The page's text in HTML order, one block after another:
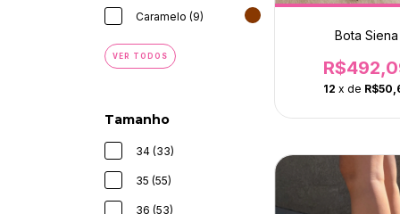
Caramelo (9)
VER TODOS
Tamanho
34 (33)
35 (55)
36 (53)
Bota Siena
12 x de